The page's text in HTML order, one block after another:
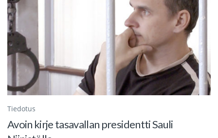
Tiedotus
Avoin kirje tasavallan presidentti Sauli